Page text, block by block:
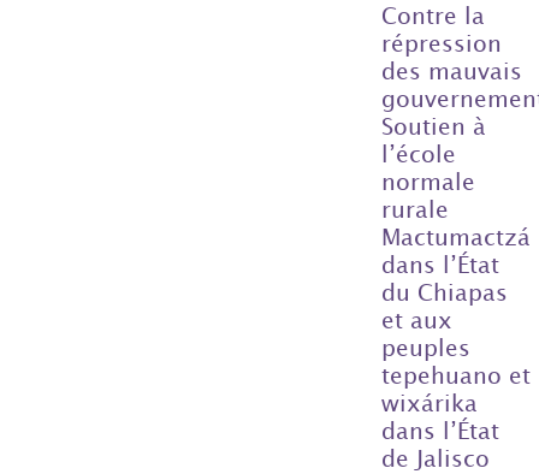
Contre la
répression
des mauvais
Soutien à
l’école
normale
rurale
Mactumactzá
dans l’État
du Chiapas
et aux
peuples
tepehuano et
wixárika
dans l’État
de Jalisco